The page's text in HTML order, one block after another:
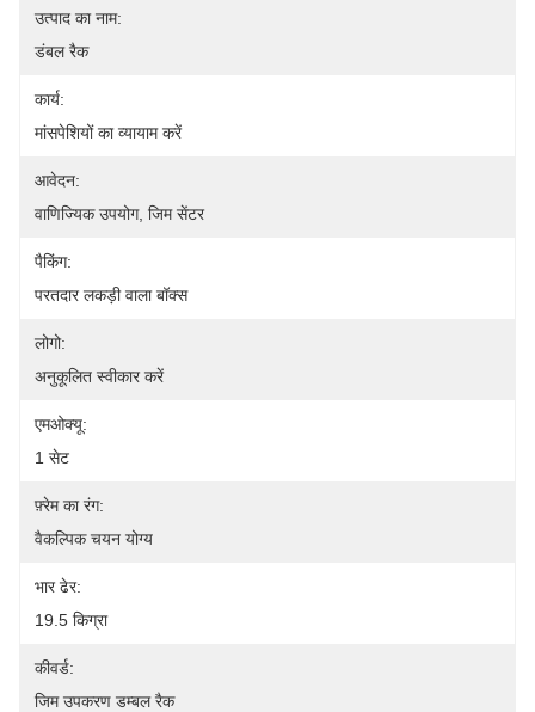
उत्पाद का नाम:
डंबल रैक
कार्य:
मांसपेशियों का व्यायाम करें
आवेदन:
वाणिज्यिक उपयोग, जिम सेंटर
पैकिंग:
परतदार लकड़ी वाला बॉक्स
लोगो:
अनुकूलित स्वीकार करें
एमओक्यू:
1 सेट
फ़्रेम का रंग:
वैकल्पिक चयन योग्य
भार ढेर:
19.5 किग्रा
कीवर्ड:
जिम उपकरण डम्बल रैक